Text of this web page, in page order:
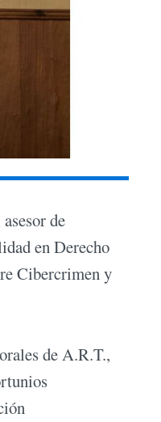
de
en Derecho
Cibercrimen y
de A.R.T.,